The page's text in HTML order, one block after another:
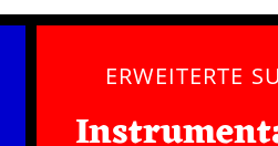
ERWEITERTE